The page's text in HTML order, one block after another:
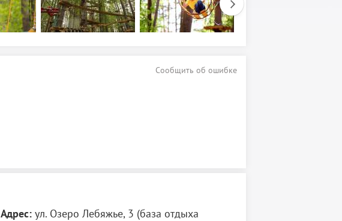
Режим работы в период с ноября по апрель: сб, вс и
праздники с 10:00 до 17:00. В будни только по записи от 6
Сообщить об ошибке
Адрес: ул. Озеро Лебяжье, 3 (база отдыха